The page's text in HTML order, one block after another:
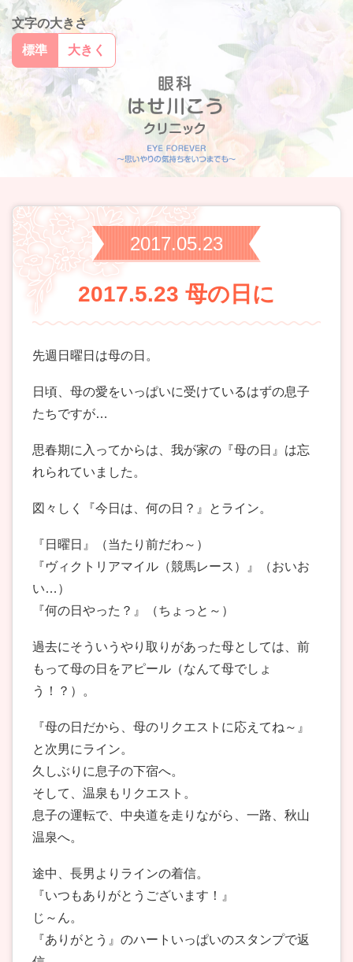
文字の大きさ
標準
大きく
2017.05.23
2017.5.23 母の日に
先週日曜日は母の日。
日頃、母の愛をいっぱいに受けているはずの息子
たちですが…
思春期に入ってからは、我が家の『母の日』は忘
れられていました。
図々しく『今日は、何の日？』とライン。
『日曜日』（当たり前だわ～）
『ヴィクトリアマイル（競馬レース）』（おいお
い…）
『何の日やった？』（ちょっと～）
過去にそういうやり取りがあった母としては、前
もって母の日をアピール（なんて母でしょ
う！？）。
『母の日だから、母のリクエストに応えてね～』
と次男にライン。
久しぶりに息子の下宿へ。
そして、温泉もリクエスト。
息子の運転で、中央道を走りながら、一路、秋山
温泉へ。
途中、長男よりラインの着信。
『いつもありがとうございます！』
じ～ん。
『ありがとう』のハートいっぱいのスタンプで返